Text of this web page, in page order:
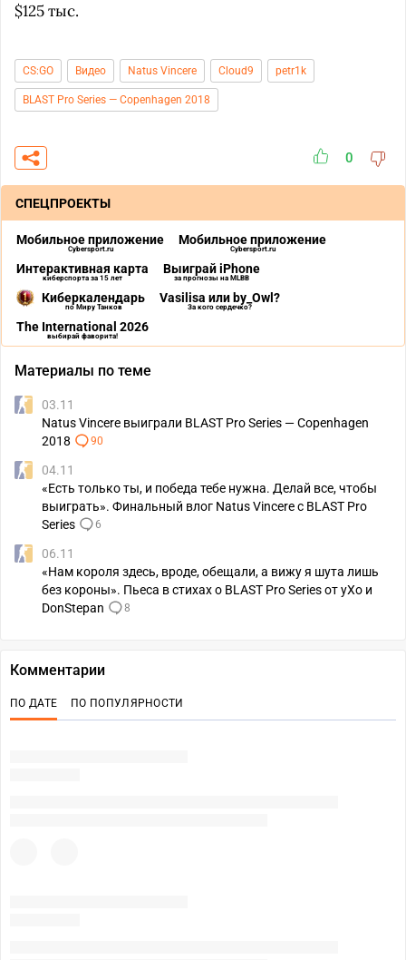
$125 тыс.
CS:GO Видео Natus Vincere Cloud9 petr1k
BLAST Pro Series — Copenhagen 2018
0
СПЕЦПРОЕКТЫ
Мобильное приложение
Cybersport.ru
Мобильное приложение
Cybersport.ru
Интерактивная карта
киберспорта за 15 лет
Выиграй iPhone
за прогнозы на MLBB
Киберкалендарь
по Миру Танков
Vasilisa или by_Owl?
За кого сердечко?
The International 2026
выбирай фаворита!
Материалы по теме
03.11
Natus Vincere выиграли BLAST Pro Series — Copenhagen
2018
90
04.11
«Есть только ты, и победа тебе нужна. Делай все, чтобы
выиграть». Финальный влог Natus Vincere с BLAST Pro
Series
6
06.11
«Нам короля здесь, вроде, обещали, а вижу я шута лишь
без короны». Пьеса в стихах о BLAST Pro Series от yXo и
DonStepan
8
Комментарии
ПО ДАТЕ ПО ПОПУЛЯРНОСТИ